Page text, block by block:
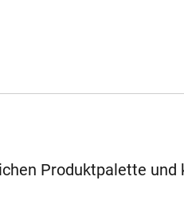
Produktpalette und